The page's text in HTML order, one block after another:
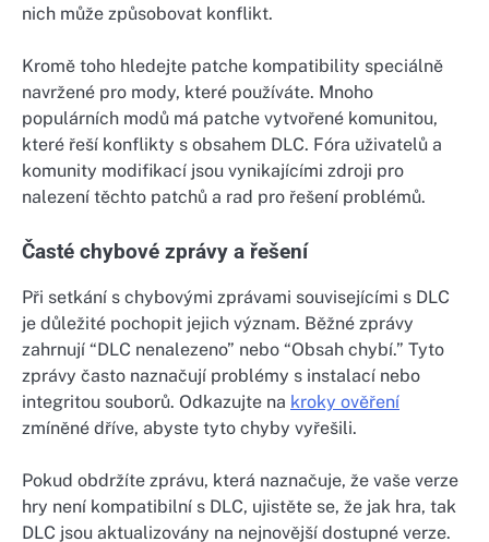
nich může způsobovat konflikt.
Kromě toho hledejte patche kompatibility speciálně
navržené pro mody, které používáte. Mnoho
populárních modů má patche vytvořené komunitou,
které řeší konflikty s obsahem DLC. Fóra uživatelů a
komunity modifikací jsou vynikajícími zdroji pro
nalezení těchto patchů a rad pro řešení problémů.
Časté chybové zprávy a řešení
Při setkání s chybovými zprávami souvisejícími s DLC
je důležité pochopit jejich význam. Běžné zprávy
zahrnují “DLC nenalezeno” nebo “Obsah chybí.” Tyto
zprávy často naznačují problémy s instalací nebo
integritou souborů. Odkazujte na kroky ověření
zmíněné dříve, abyste tyto chyby vyřešili.
Pokud obdržíte zprávu, která naznačuje, že vaše verze
hry není kompatibilní s DLC, ujistěte se, že jak hra, tak
DLC jsou aktualizovány na nejnovější dostupné verze.